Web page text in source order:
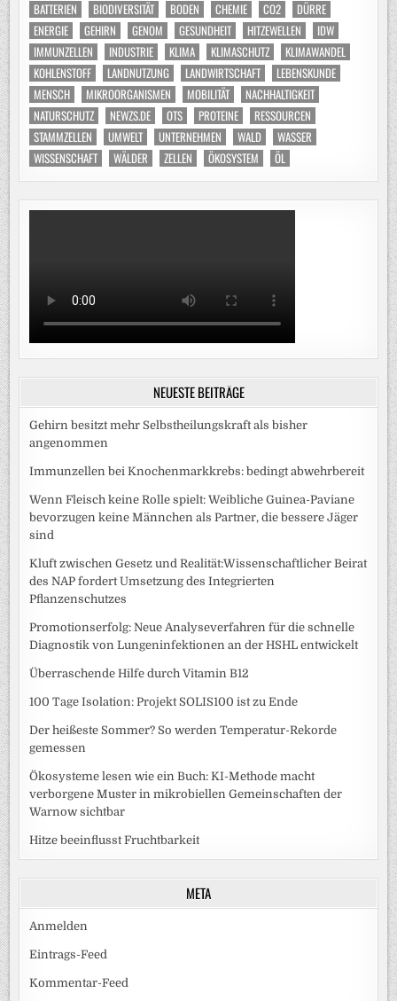
BATTERIEN BIODIVERSITÄT BODEN CHEMIE CO2
DÜRRE
ENERGIE
GEHIRN GENOM GESUNDHEIT HITZEWELLEN
IDW
IMMUNZELLEN
INDUSTRIE KLIMA KLIMASCHUTZ
KLIMAWANDEL
KOHLENSTOFF
LANDNUTZUNG LANDWIRTSCHAFT
LEBENSKUNDE
MENSCH
MIKROORGANISMEN MOBILITÄT
NACHHALTIGKEIT
NATURSCHUTZ
NEWZS.DE OTS PROTEINE
RESSOURCEN
STAMMZELLEN
UMWELT UNTERNEHMEN WALD
WASSER
WISSENSCHAFT
WÄLDER ZELLEN ÖKOSYSTEM ÖL
NEUESTE BEITRÄGE
Gehirn besitzt mehr Selbstheilungskraft als bisher
angenommen
Immunzellen bei Knochenmarkkrebs: bedingt abwehrbereit
Wenn Fleisch keine Rolle spielt: Weibliche Guinea-Paviane
bevorzugen keine Männchen als Partner, die bessere Jäger
sind
Kluft zwischen Gesetz und Realität:Wissenschaftlicher Beirat
des NAP fordert Umsetzung des Integrierten
Pflanzenschutzes
Promotionserfolg: Neue Analyseverfahren für die schnelle
Diagnostik von Lungeninfektionen an der HSHL entwickelt
Überraschende Hilfe durch Vitamin B12
100 Tage Isolation: Projekt SOLIS100 ist zu Ende
Der heißeste Sommer? So werden Temperatur-Rekorde
gemessen
Ökosysteme lesen wie ein Buch: KI-Methode macht
verborgene Muster in mikrobiellen Gemeinschaften der
Warnow sichtbar
Hitze beeinflusst Fruchtbarkeit
META
Anmelden
Eintrags-Feed
Kommentar-Feed